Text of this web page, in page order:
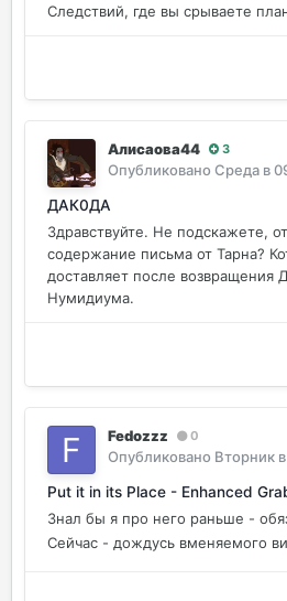
Следствий, где вы срываете
Алисаова44 3
Опубликовано Среда в
ДАК0ДА
Здравствуйте. Не подскажете,
содержание письма от Тарна?
доставляет после возвращения
Нумидиума.
Fedozzz 0
Опубликовано Вторник
Put it in its Place - Enhanced
Знал бы я про него раньше -
Сейчас - дождусь вменяемого